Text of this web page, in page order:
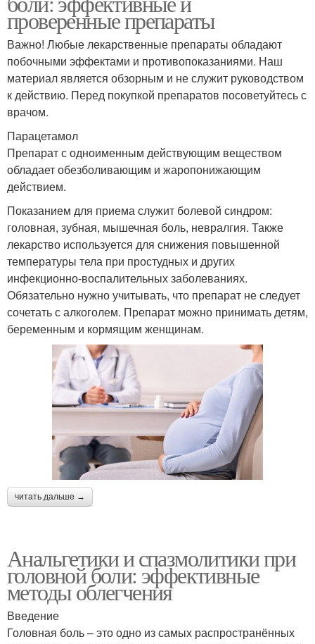
проверенные препараты
Важно! Любые лекарственные препараты обладают
побочными эффектами и противопоказаниями. Наш
материал является обзорным и не служит руководством
к действию. Перед покупкой препаратов посоветуйтесь с
врачом.
Парацетамол
Препарат с одноименным действующим веществом
обладает обезболивающим и жаропонижающим
действием.
Показанием для приема служит болевой синдром:
головная, зубная, мышечная боль, невралгия. Также
лекарство используется для снижения повышенной
температуры тела при простудных и других
инфекционно-воспалительных заболеваниях.
Обязательно нужно учитывать, что препарат не следует
сочетать с алкоголем. Препарат можно принимать детям,
беременным и кормящим женщинам.
читать дальше →
Анальгетики и спазмолитики при
головной боли: эффективные
методы облегчения
Введение
Головная боль – это одно из самых распространённых